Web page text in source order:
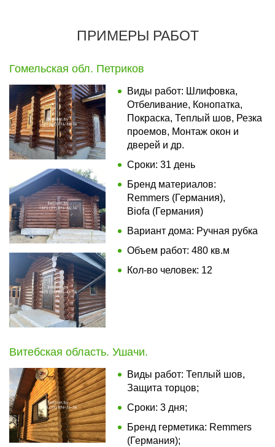
ПРИМЕРЫ РАБОТ
Гомельская обл. Петриков
Виды работ: Шлифовка,
Отбеливание, Конопатка,
Покраска, Теплый шов, Резка
проемов, Монтаж окон и
дверей и др.
Сроки: 31 день
Бренд материалов:
Remmers (Германия),
Biofa (Германия)
Вариант дома: Ручная рубка
Объем работ: 480 кв.м
Кол-во человек: 12
Витебская область. Ушачи.
Виды работ: Теплый шов,
Защита торцов;
Сроки: 3 дня;
Бренд герметика: Remmers
(Германия);